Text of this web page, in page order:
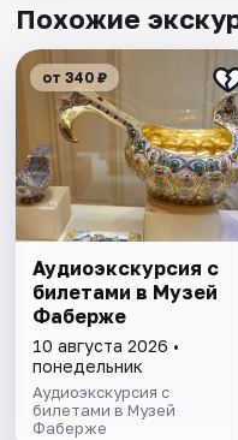
Похожие
от 340 ₽
Аудиоэкскурсия с
билетами в Музей
Фаберже
10 августа 2026 •
понедельник
Аудиоэкскурсия с
билетами в Музей
Фаберже